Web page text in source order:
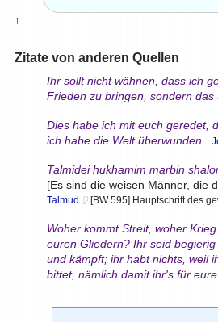
↑
Zitate von anderen Quellen
Ihr sollt nicht wähnen, dass ich
Frieden zu bringen, sondern
Dies habe ich mit euch geredet,
ich habe die Welt überwunden.
Talmidei hukhamim marbin
[Es sind die weisen Männer, die
Talmud [BW 595] Hauptschrift des
Woher kommt Streit, woher
euren Gliedern? Ihr seid
und kämpft; ihr habt nichts, weil
bittet, nämlich damit ihr's für